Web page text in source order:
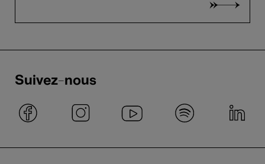
Suivez-nous